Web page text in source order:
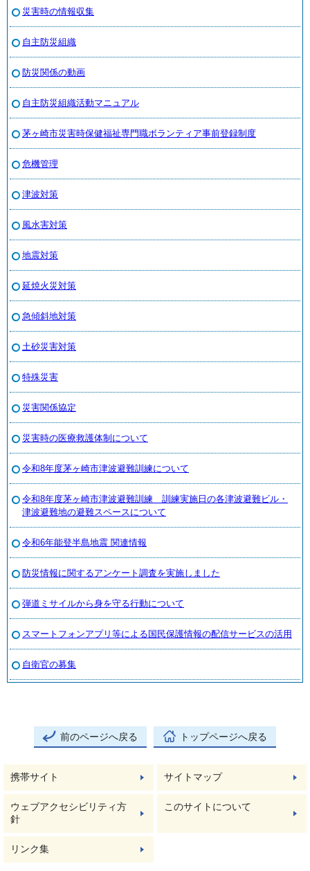
災害時の情報収集
自主防災組織
防災関係の動画
自主防災組織活動マニュアル
茅ヶ崎市災害時保健福祉専門職ボランティア事前登録制度
危機管理
津波対策
風水害対策
地震対策
延焼火災対策
急傾斜地対策
土砂災害対策
特殊災害
災害関係協定
災害時の医療救護体制について
令和8年度茅ヶ崎市津波避難訓練について
令和8年度茅ヶ崎市津波避難訓練 訓練実施日の各津波避難ビル・
津波避難地の避難スペースについて
令和6年能登半島地震 関連情報
防災情報に関するアンケート調査を実施しました
弾道ミサイルから身を守る行動について
スマートフォンアプリ等による国民保護情報の配信サービスの活用
自衛官の募集
前のページへ戻る トップページへ戻る
携帯サイト サイトマップ
ウェブアクセシビリティ方
針
このサイトについて
リンク集